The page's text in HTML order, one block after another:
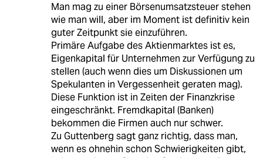
Man mag zu einer Börsenumsatzsteuer stehen
wie man will, aber im Moment ist definitiv kein
guter Zeitpunkt sie einzuführen.
Primäre Aufgabe des Aktienmarktes ist es,
Eigenkapital für Unternehmen zur Verfügung zu
stellen (auch wenn dies um Diskussionen um
Spekulanten in Vergessenheit geraten mag).
Diese Funktion ist in Zeiten der Finanzkrise
eingeschränkt. Fremdkapital (Banken)
bekommen die Firmen auch nur schwer.
Zu Guttenberg sagt ganz richtig, dass man,
wenn es ohnehin schon Schwierigkeiten gibt,